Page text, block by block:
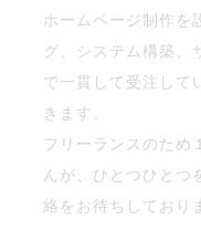
ホームページ制作を
グ、システム構築、
で一貫して受注して
きます。
フリーランスのため
んが、ひとつひとつ
絡をお待ちしており